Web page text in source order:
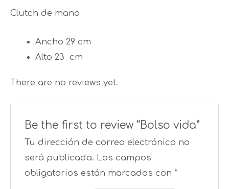
Clutch de mano
Ancho 29 cm
Alto 23 cm
There are no reviews yet.
Be the first to review “Bolso vida”
Tu dirección de correo electrónico no
será publicada. Los campos
obligatorios están marcados con*